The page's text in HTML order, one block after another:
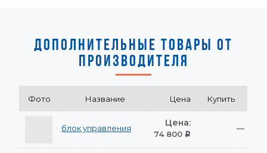
ДОПОЛНИТЕЛЬНЫЕ ТОВАРЫ ОТ
ПРОИЗВОДИТЕЛЯ
Фото Название Цена Купить
блок управления Цена:
74 800 Р
—